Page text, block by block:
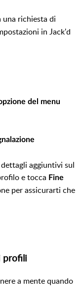
una richiesta di
in Jack'd
del menu
aggiuntivi sul
e tocca Fine
per assicurarti che
profili
a mente quando